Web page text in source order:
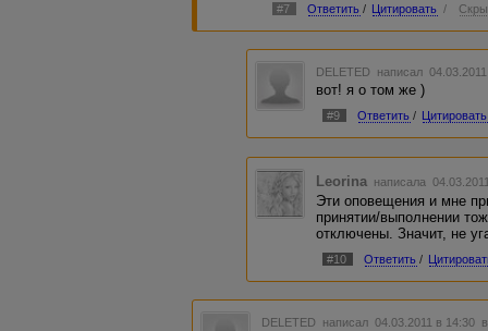
#7 Ответить / Цитировать /
DELETED написал
вот! я о том же )
#9 Ответить / Цитировать
Leorina написала
Эти оповещения и мне
принятии/выполнении
отключены. Значит, не
#10 Ответить /
DELETED написал 04.03.2011 в 14:30